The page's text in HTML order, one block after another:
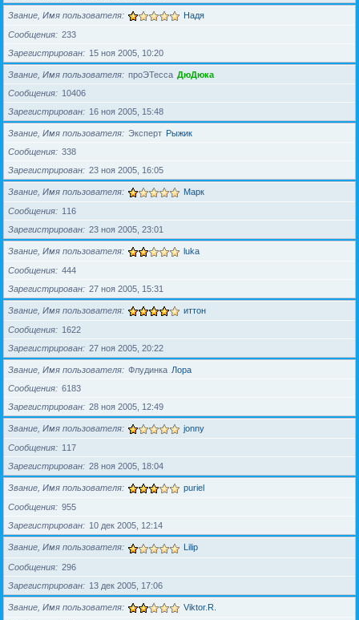
Звание, Имя пользователя Надя
Сообщения
233
Зарегистрирован
15 ноя 2005, 10:20
Звание, Имя пользователя проЭТесса ДюДюка
Сообщения
10406
Зарегистрирован
16 ноя 2005, 15:48
Звание, Имя пользователя Эксперт Рыжик
Сообщения
338
Зарегистрирован
23 ноя 2005, 16:05
Звание, Имя пользователя Марк
Сообщения
116
Зарегистрирован
23 ноя 2005, 23:01
Звание, Имя пользователя luka
Сообщения
444
Зарегистрирован
27 ноя 2005, 15:31
Звание, Имя пользователя иттон
Сообщения
1622
Зарегистрирован
27 ноя 2005, 20:22
Звание, Имя пользователя Флудинка Лора
Сообщения
6183
Зарегистрирован
28 ноя 2005, 12:49
Звание, Имя пользователя jonny
Сообщения
117
Зарегистрирован
28 ноя 2005, 18:04
Звание, Имя пользователя puriel
Сообщения
955
Зарегистрирован
10 дек 2005, 12:14
Звание, Имя пользователя Lilip
Сообщения
296
Зарегистрирован
13 дек 2005, 17:06
Звание, Имя пользователя Viktor.R.